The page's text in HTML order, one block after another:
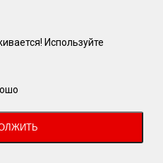
Используйте